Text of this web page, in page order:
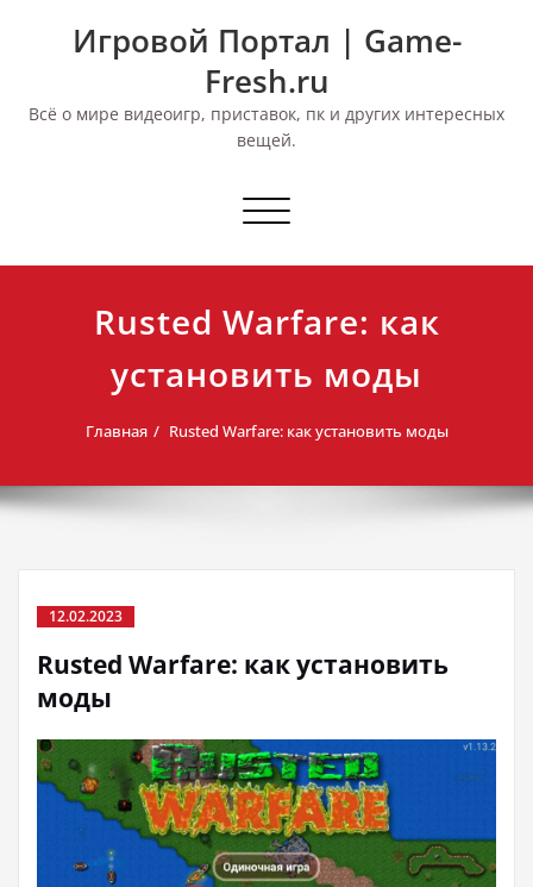
Игровой Портал | Game-
Fresh.ru
Всё о мире видеоигр, приставок, пк и других интересных
вещей.
Переключить
Rusted Warfare: как
установить моды
Главная Rusted Warfare: как установить моды
12.02.2023
Rusted Warfare: как установить
моды